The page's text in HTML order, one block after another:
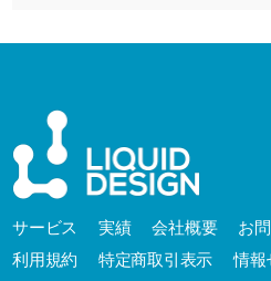
サービス 実績 会社概要 お
利用規約
特定商取引表示
情報